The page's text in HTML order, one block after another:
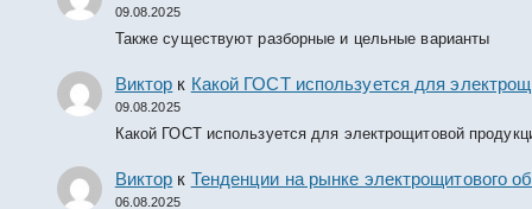
09.08.2025
Также существуют разборные и цельные варианты
Виктор к Какой ГОСТ используется для
09.08.2025
Какой ГОСТ используется для электрощитовой
Виктор к Тенденции на рынке электрощитового
06.08.2025